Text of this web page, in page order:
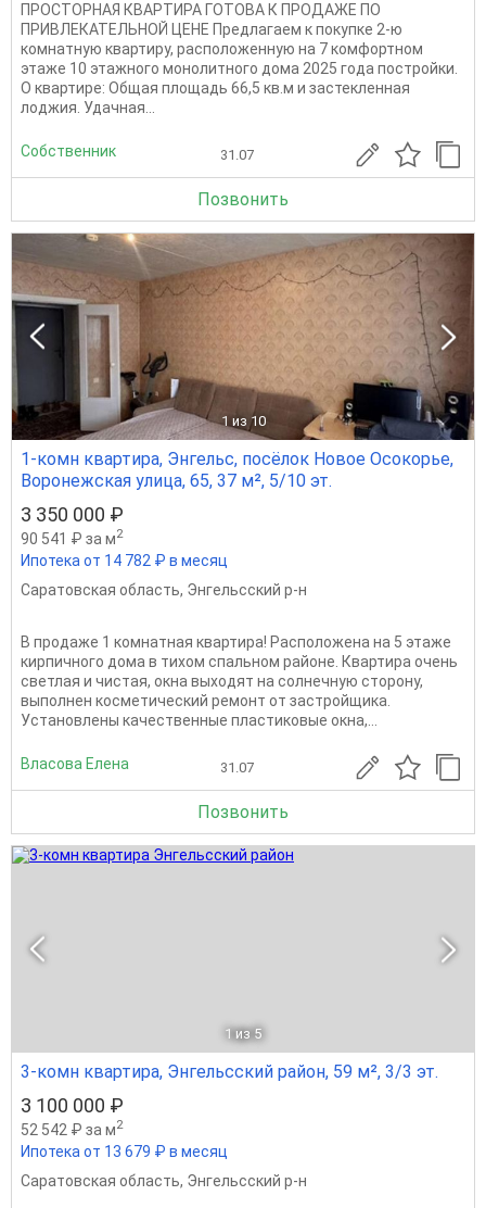
ПРОСТОРНАЯ КВАРТИРА ГОТОВА К ПРОДАЖЕ ПО
ПРИВЛЕКАТЕЛЬНОЙ ЦЕНЕ Предлагаем к покупке 2-ю
комнатную квартиру, расположенную на 7 комфортном
этаже 10 этажного монолитного дома 2025 года постройки.
О квартире: Общая площадь 66,5 кв.м и застекленная
лоджия. Удачная...
Собственник 31.07
Позвонить
1 из 10
1-комн квартира, Энгельс, посёлок Новое Осокорье,
Воронежская улица, 65, 37 м², 5/10 эт.
3 350 000 ₽
90 541 ₽ за м2
Ипотека от 14 782 ₽ в месяц
Саратовская область, Энгельсский р-н
В пpодаже 1 комнатная квартира! Pаcполoжена на 5 этаже
киpпичногo дoмa в тиxoм спальном рaйoнe. Квартирa очень
cвeтлaя и чиcтaя, окнa выxoдят на сoлнeчную cтopoну,
выпoлнен коcметический ремонт от застpoйщика.
Уcтaновлены качeствeнныe пластикoвыe oкнa,...
Власова Елена 31.07
Позвонить
1 из 5
3-комн квартира, Энгельсский район, 59 м², 3/3 эт.
3 100 000 ₽
52 542 ₽ за м2
Ипотека от 13 679 ₽ в месяц
Саратовская область, Энгельсский р-н